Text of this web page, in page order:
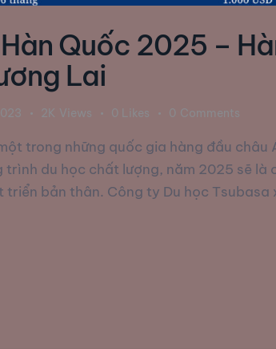
Quốc 2025 –
Lai
2K Views 0 Likes 0 Comments
trong những quốc gia hàng đầu châu
trình du học chất lượng, năm 2025 sẽ là
triển bản thân. Công ty Du học